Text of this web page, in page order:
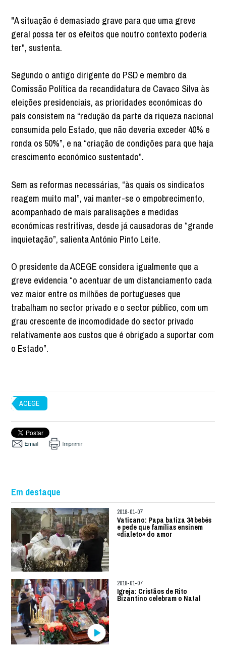
"A situação é demasiado grave para que uma greve
geral possa ter os efeitos que noutro contexto poderia
ter", sustenta.
Segundo o antigo dirigente do PSD e membro da
Comissão Política da recandidatura de Cavaco Silva às
eleições presidenciais, as prioridades económicas do
país consistem na “redução da parte da riqueza nacional
consumida pelo Estado, que não deveria exceder 40% e
ronda os 50%”, e na “criação de condições para que haja
crescimento económico sustentado”.
Sem as reformas necessárias, “às quais os sindicatos
reagem muito mal”, vai manter-se o empobrecimento,
acompanhado de mais paralisações e medidas
económicas restritivas, desde já causadoras de “grande
inquietação”, salienta António Pinto Leite.
O presidente da ACEGE considera igualmente que a
greve evidencia “o acentuar de um distanciamento cada
vez maior entre os milhões de portugueses que
trabalham no sector privado e o sector público, com um
grau crescente de incomodidade do sector privado
relativamente aos custos que é obrigado a suportar com
o Estado”.
ACEGE
Em destaque
2018-01-07
Vaticano: Papa batiza 34 bebés
e pede que famílias ensinem
«dialeto» do amor
2018-01-07
Igreja: Cristãos de Rito
Bizantino celebram o Natal